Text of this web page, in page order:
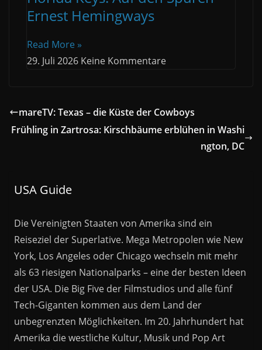
Ernest Hemingways
Read More »
29. Juli 2026 Keine Kommentare
mareTV: Texas – die Küste der Cowboys
Frühling in Zartrosa: Kirschbäume erblühen in Washi
ngton, DC
USA Guide
Die Vereinigten Staaten von Amerika sind ein
Reiseziel der Superlative. Mega Metropolen wie New
York, Los Angeles oder Chicago wechseln mit mehr
als 63 riesigen Nationalparks – eine der besten Ideen
der USA. Die Big Five der Filmstudios und alle fünf
Tech-Giganten kommen aus dem Land der
unbegrenzten Möglichkeiten. Im 20. Jahrhundert hat
Amerika die westliche Kultur, Musik und Pop Art